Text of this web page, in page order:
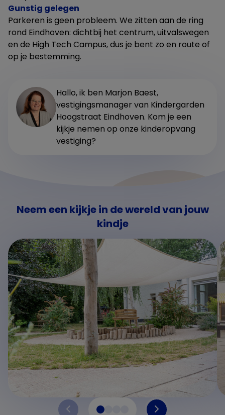
Gunstig gelegen
Parkeren is geen probleem. We zitten aan de ring
rond Eindhoven: dichtbij het centrum, uitvalswegen
en de High Tech Campus, dus je bent zo en route of
op je bestemming.
Hallo, ik ben Marjon Baest,
vestigingsmanager van Kindergarden
Hoogstraat Eindhoven. Kom je een
kijkje nemen op onze kinderopvang
vestiging?
Neem een kijkje in de wereld van jouw
kindje